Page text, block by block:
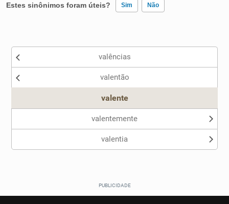
Estes sinônimos foram úteis? Sim Não
Nenhum dos sinônimos apresentados me ajudou
valências
valentão
valente
valentemente
valentia